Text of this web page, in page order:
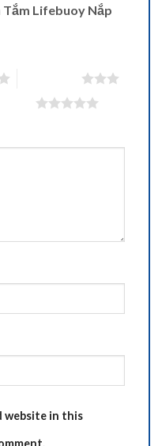
Lifebuoy Nắp
website in this